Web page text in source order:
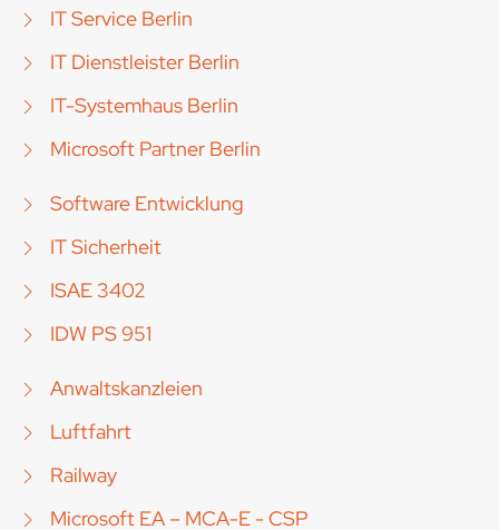
IT Service Berlin
IT Dienstleister Berlin
IT-Systemhaus Berlin
Microsoft Partner Berlin
Software Entwicklung
IT Sicherheit
ISAE 3402
IDW PS 951
Anwaltskanzleien
Luftfahrt
Railway
Microsoft EA – MCA-E - CSP